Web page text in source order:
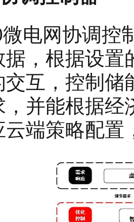
电网协调控
据，根据设置
交互，控制
并能根据经
云端策略配置